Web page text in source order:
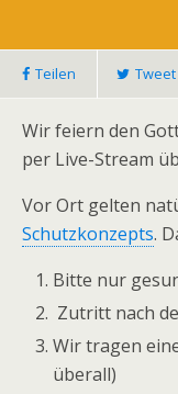
Teilen Tweet
Wir feiern den
per Live-Stream
Vor Ort gelten
Schutzkonzepts.
Bitte nur
Zutritt nach
Wir tragen
überall)